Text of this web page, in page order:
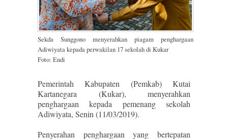
Sekda Sunggono menyerahkan piagam penghargaan
Adiwiyata kepada perwakilan 17 sekolah di Kukar
Foto: Endi
Pemerintah Kabupaten (Pemkab) Kutai
Kartanegara (Kukar), menyerahkan
penghargaan kepada pemenang sekolah
Adiwiyata, Senin (11/03/2019).
Penyerahan penghargaan yang bertepatan